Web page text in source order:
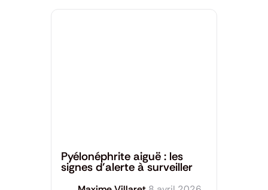
Pyélonéphrite aiguë : les
signes d’alerte à surveiller